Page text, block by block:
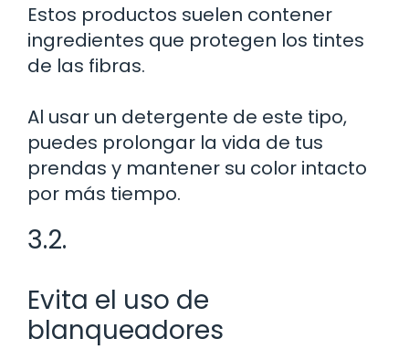
Estos productos suelen contener
ingredientes que protegen los tintes
de las fibras.
Al usar un detergente de este tipo,
puedes prolongar la vida de tus
prendas y mantener su color intacto
por más tiempo.
3.2.
Evita el uso de
blanqueadores